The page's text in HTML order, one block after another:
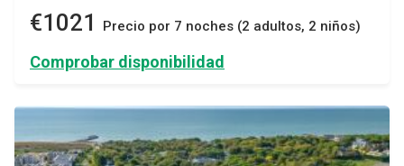
€1021 Precio por 7 noches (2 adultos, 2 niños)
Comprobar disponibilidad